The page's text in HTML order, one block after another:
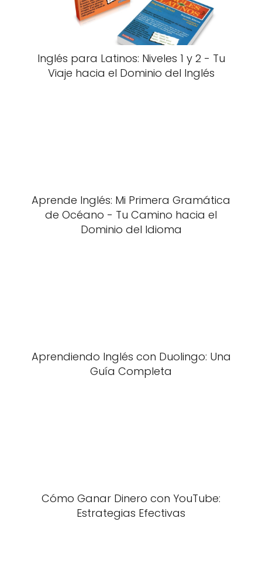
Inglés para Latinos: Niveles 1 y 2 - Tu
Viaje hacia el Dominio del Inglés
Aprende Inglés: Mi Primera Gramática
de Océano - Tu Camino hacia el
Dominio del Idioma
Aprendiendo Inglés con Duolingo: Una
Guía Completa
Cómo Ganar Dinero con YouTube:
Estrategias Efectivas